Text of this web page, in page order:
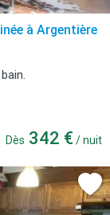
à Argentière
Dès 342 € / nuit